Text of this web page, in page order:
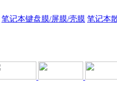
笔记本键盘膜/屏膜/壳膜 笔记本